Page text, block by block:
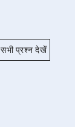
सभी प्रश्न देखें